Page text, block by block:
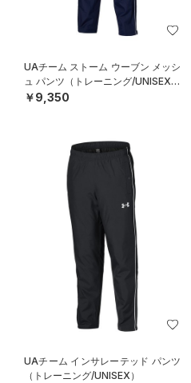
UAチーム ストーム ウーブン メッシ
ュ パンツ（トレーニング/UNISEX）
￥9,350
UAチーム インサレーテッド パンツ
（トレーニング/UNISEX）